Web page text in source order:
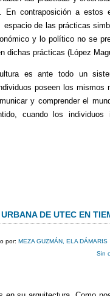
En contraposición a estos
de las prácticas
y lo político no se
dichas prácticas (López
es ante todo un
poseen los mismos
y comprender el
cuando los individuos
DE UTEC EN
por:MEZA GUZMÁN, ELA DÁMARIS
Sin